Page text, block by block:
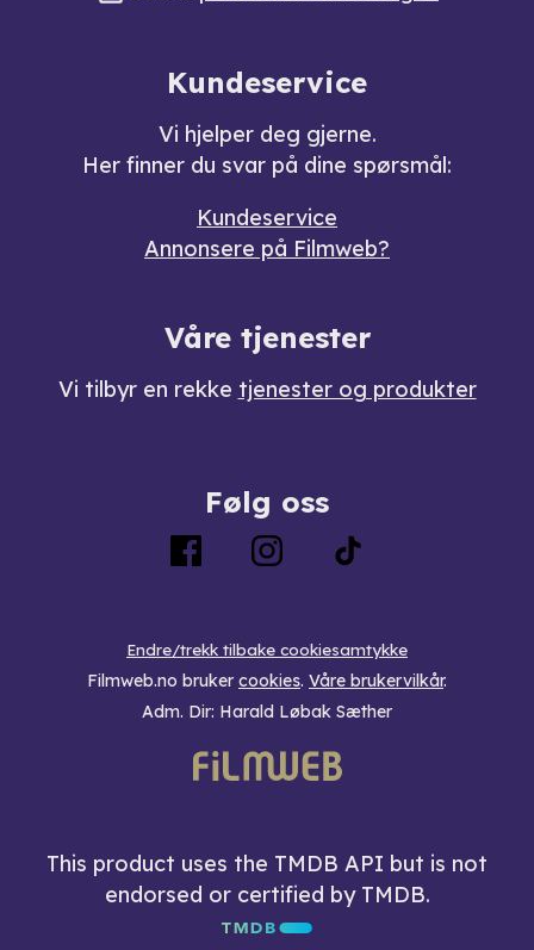
Kundeservice
Vi hjelper deg gjerne.
Her finner du svar på dine spørsmål:
Kundeservice
Annonsere på Filmweb?
Våre tjenester
Vi tilbyr en rekke tjenester og produkter
Følg oss
Endre/trekk tilbake cookiesamtykke
Filmweb.no bruker cookies. Våre brukervilkår.
Adm. Dir: Harald Løbak Sæther
This product uses the TMDB API but is not
endorsed or certified by TMDB.